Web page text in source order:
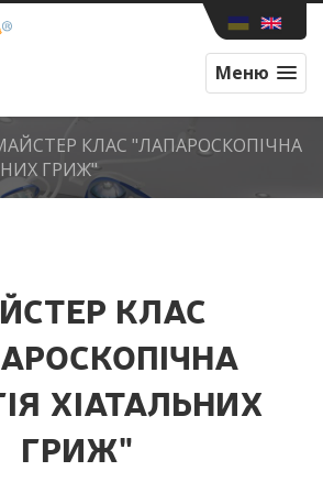
Меню
КЛАС "ЛАПАРОСКОПІЧНА
ГРИЖ"
КЛАС
ХІАТАЛЬНИХ
ГРИЖ"